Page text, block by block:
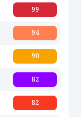
99
94
90
82
82